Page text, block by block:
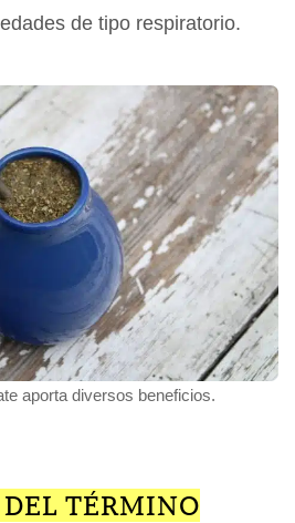
de tipo respiratorio.
aporta diversos beneficios.
DEL TÉRMINO